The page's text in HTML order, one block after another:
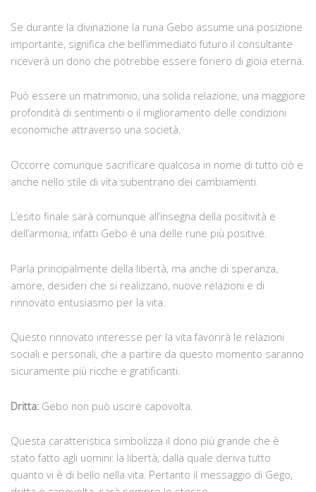
Se durante la divinazione la runa Gebo assume una posizione
importante, significa che bell’immediato futuro il consultante
riceverà un dono che potrebbe essere foriero di gioia eterna.
Può essere un matrimonio, una solida relazione, una maggiore
profondità di sentimenti o il miglioramento delle condizioni
economiche attraverso una società.
Occorre comunque sacrificare qualcosa in nome di tutto ciò e
anche nello stile di vita subentrano dei cambiamenti.
L’esito finale sarà comunque all’insegna della positività e
dell’armonia, infatti Gebo è una delle rune più positive.
Parla principalmente della libertà, ma anche di speranza,
amore, desideri che si realizzano, nuove relazioni e di
rinnovato entusiasmo per la vita.
Questo rinnovato interesse per la vita favorirà le relazioni
sociali e personali, che a partire da questo momento saranno
sicuramente più ricche e gratificanti.
Dritta: Gebo non può uscire capovolta.
Questa caratteristica simbolizza il dono più grande che è
stato fatto agli uomini: la libertà, dalla quale deriva tutto
quanto vi è di bello nella vita. Pertanto il messaggio di Gego,